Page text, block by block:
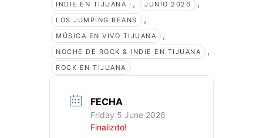
INDIE EN TIJUANA , JUNIO 2026 ,
LOS JUMPING BEANS ,
MÚSICA EN VIVO TIJUANA ,
NOCHE DE ROCK & INDIE EN TIJUANA ,
ROCK EN TIJUANA
FECHA
Friday 5 June 2026
Finalizdo!